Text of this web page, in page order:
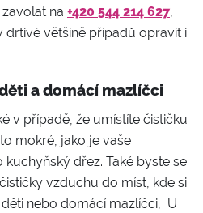
na +420 544 214 627,
drtivé většině případů opravit i
a domácí mazlíčci
v případě, že umístíte čističku
mokré, jako je vaše
dřez. Také byste se
vzduchu do míst, kde si
nebo domácí mazlíčci, U